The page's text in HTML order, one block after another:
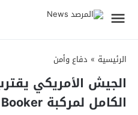
الرئيسية » دفاع وأمن
الجيش الأمريكي
الكامل لمركبة M10 Booker.